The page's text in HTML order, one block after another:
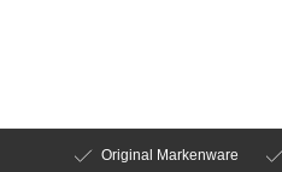
Original Markenware